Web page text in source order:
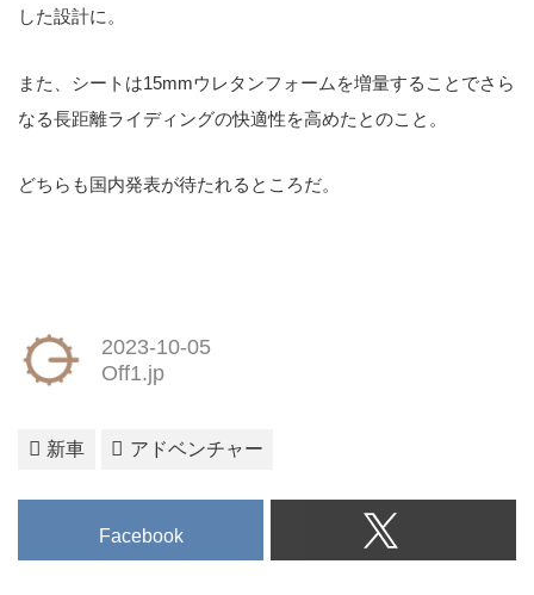
した設計に。
また、シートは15mmウレタンフォームを増量することでさら
なる長距離ライディングの快適性を高めたとのこと。
どちらも国内発表が待たれるところだ。
2023-10-05
Off1.jp
新車 アドベンチャー
Facebook